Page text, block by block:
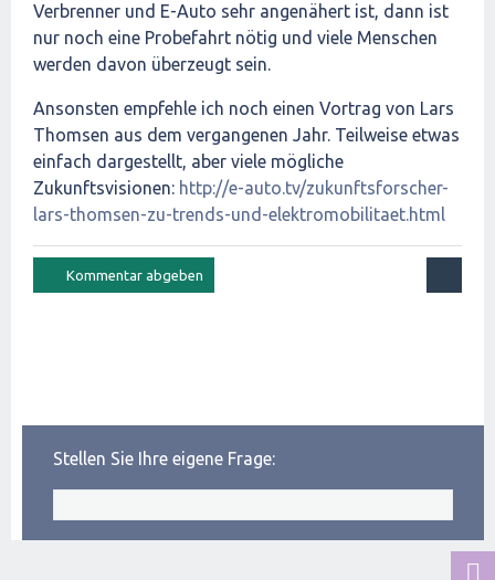
Verbrenner und E-Auto sehr angenähert ist, dann ist
nur noch eine Probefahrt nötig und viele Menschen
werden davon überzeugt sein.
Ansonsten empfehle ich noch einen Vortrag von Lars
Thomsen aus dem vergangenen Jahr. Teilweise etwas
einfach dargestellt, aber viele mögliche
Zukunftsvisionen: http://e-auto.tv/zukunftsforscher-
lars-thomsen-zu-trends-und-elektromobilitaet.html
Stellen Sie Ihre eigene Frage: